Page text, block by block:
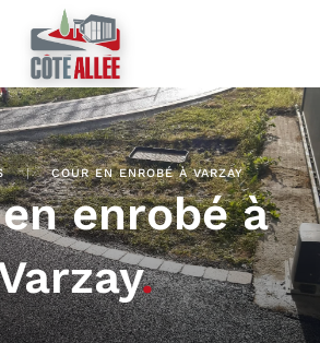
COUR EN ENROBÉ À VARZAY
enrobé à
.